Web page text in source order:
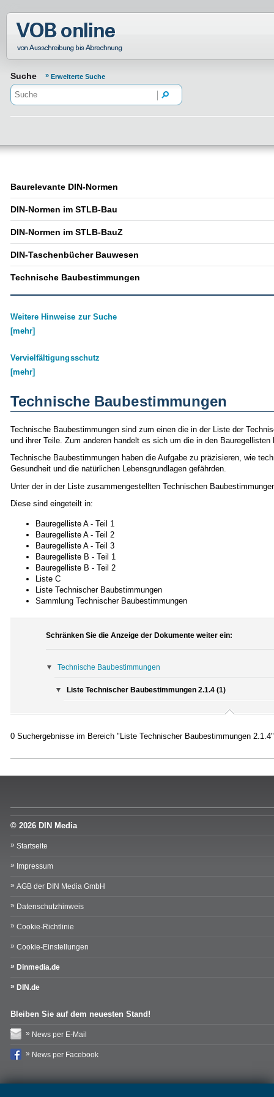
Normenportal Barrierefreiheit
Suche Erweiterte Suche
Baurelevante DIN-Normen
DIN-Normen im STLB-Bau
DIN-Normen im STLB-BauZ
DIN-Taschenbücher Bauwesen
Technische Baubestimmungen
Weitere Hinweise zur Suche
[mehr]
Vervielfältigungsschutz
[mehr]
Technische Baubestimmungen
Technische Baubestimmungen sind zum einen die in der Liste der
und ihrer Teile. Zum anderen handelt es sich um die in den
Technische Baubestimmungen haben die Aufgabe zu präzisieren, wie
Gesundheit und die natürlichen Lebensgrundlagen gefährden.
Unter der in der Liste zusammengestellten Technischen
Diese sind eingeteilt in:
Bauregelliste A - Teil 1
Bauregelliste A - Teil 2
Bauregelliste A - Teil 3
Bauregelliste B - Teil 1
Bauregelliste B - Teil 2
Liste C
Liste Technischer Baubstimmungen
Sammlung Technischer Baubestimmungen
Schränken Sie die Anzeige der Dokumente weiter ein:
Technische Baubestimmungen
Liste Technischer Baubestimmungen 2.1.4 (1)
0 Suchergebnisse im Bereich "Liste Technischer Baubestimmungen 2.1.4"
© 2026 DIN Media
Startseite
Impressum
AGB der DIN Media GmbH
Datenschutzhinweis
Cookie-Richtlinie
Cookie-Einstellungen
Dinmedia.de
DIN.de
Bleiben Sie auf dem neuesten Stand!
News per E-Mail
News per Facebook